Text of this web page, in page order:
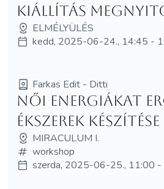
Kiállítás
ELMÉLYÜLÉS
kedd, 2025-06-24., 14:45 -
Farkas Edit - Ditti
Női energiákat
ékszerek készítése
MIRACULUM I.
workshop
szerda, 2025-06-25., 11:00